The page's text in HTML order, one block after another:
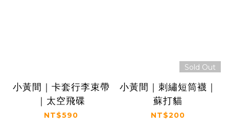
小黃間｜卡套行李束帶
｜太空飛碟
NT$590
Sold Out
小黃間｜刺繡短筒襪｜
蘇打貓
NT$200